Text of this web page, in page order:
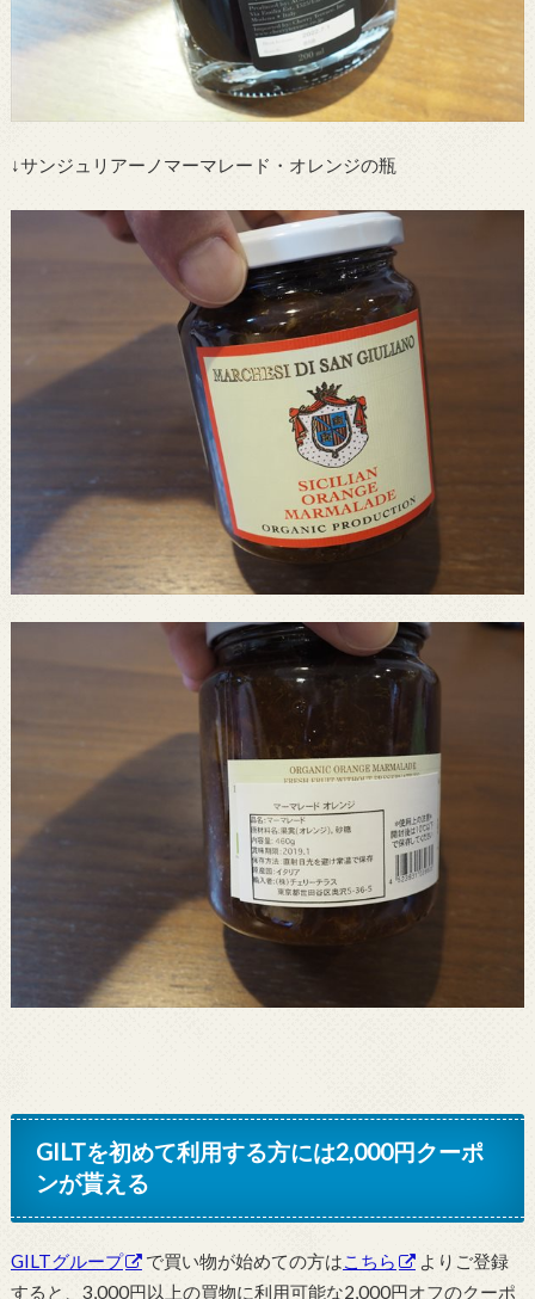
↓サンジュリアーノマーマレード・オレンジの瓶
GILTを初めて利用する方には2,000円クーポ
ンが貰える
GILTグループ で買い物が始めての方はこちら
よりご登録
すると、3,000円以上の買物に利用可能な2,000円オフのクーポ